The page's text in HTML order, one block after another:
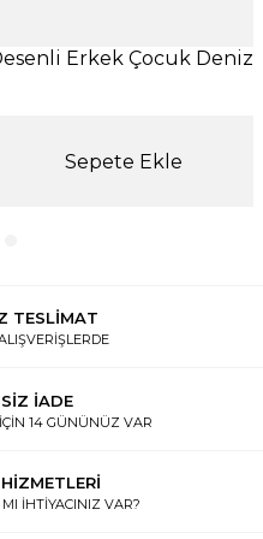
Erkek Çocuk Deniz
Sepete Ekle
TESLİMAT
İADE
14 GÜNÜNÜZ VAR
İHTİYACINIZ VAR?